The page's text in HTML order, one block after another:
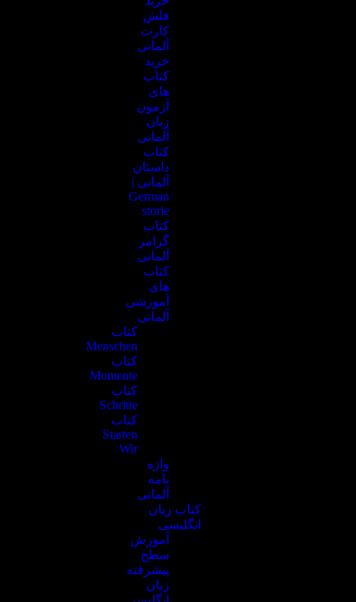
فلش
کارت
آلمانی
خرید
کتاب
های
آزمون
زبان
آلمانی
کتاب
داستان
آلمانی |
German
storie
کتاب
گرامر
آلمانی
کتاب
های
آموزشی
آلمانی
کتاب
Menschen
کتاب
Momente
کتاب
Schritte
کتاب
Starten
Wir
واژه
نامه
آلمانی
کتاب زبان
انگلیسی
آموزش
سطح
پیشرفته
زبان